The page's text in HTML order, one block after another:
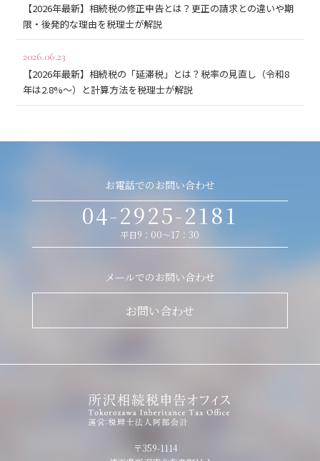
【2026年最新】相続税の修正申告とは？更正の請求との違いや期
限・後発的な理由を税理士が解説
2026.06.23
【2026年最新】相続税の「延滞税」とは？税率の見直し（令和8
年は2.8%〜）と計算方法を税理士が解説
お電話でのお問い合わせ
04-2925-2181
平日9：00～17：30
メールでのお問い合わせ
お問い合わせ
〒359-1114